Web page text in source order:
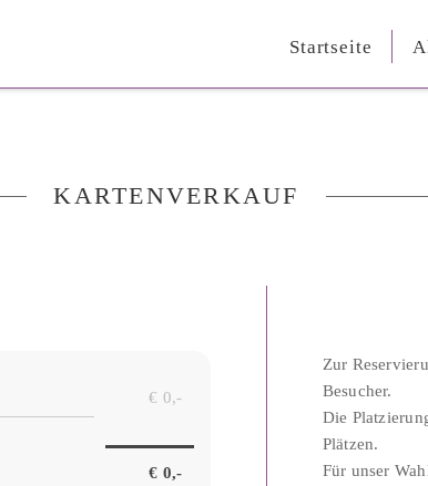
Startseite
KARTENVERKAUF
Zur
Besucher.
Die
Plätzen.
Für unser